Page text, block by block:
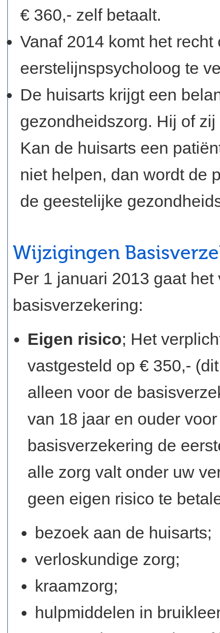
€ 360,- zelf betaalt.
Vanaf 2014 komt het
eerstelijnspsycholoog te
De huisarts krijgt een
gezondheidszorg. Hij of
Kan de huisarts een
niet helpen, dan wordt de
de geestelijke
Wijzigingen
Per 1 januari 2013 gaat
basisverzekering:
Eigen risico; Het
vastgesteld op € 350,-
alleen voor de
van 18 jaar en ouder
basisverzekering de
alle zorg valt onder uw
geen eigen risico te
bezoek aan de huisarts;
verloskundige zorg;
kraamzorg;
hulpmiddelen in